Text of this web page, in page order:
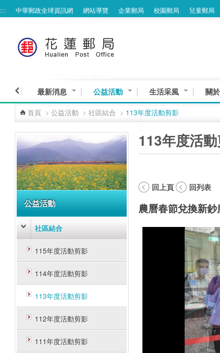
跳到主要內容區塊
::: 中華郵政全球資訊網 網站導覽 企業郵局 校園郵局 兒童郵局
最新消息 公益活動 生活采風 關
首頁 > 公益活動 > 社區結合 > 113年度活動剪影
公益活動
社區結合
115年度活動剪影
114年度活動剪影
113年度活動剪影
112年度活動剪影
111年度活動剪影
113年度活
回上頁 回列表
農曆春節兌換新鈔